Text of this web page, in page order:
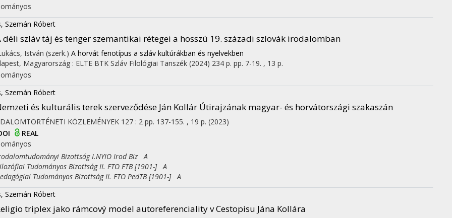
Szemán Róbert
déli szláv táj és tenger szemantikai rétegei a hosszú 19. századi szlovák irodalomban
István (szerk.) A horvát fenotípus a szláv kultúrákban és nyelvekben
Magyarország : ELTE BTK Szláv Filológiai Tanszék (2024) 234 p. pp. 7-19. , 13 p.
Szemán Róbert
és kulturális terek szerveződése Ján Kollár Útirajzának magyar- és horvátországi szakaszán
KÖZLEMÉNYEK 127 : 2 pp. 137-155. , 19 p. (2023)
REAL
Bizottság I.NYIO Irod Biz A
Tudományos Bizottság II. FTO FTB [1901-] A
Tudományos Bizottság II. FTO PedTB [1901-] A
Szemán Róbert
triplex jako rámcový model autoreferenciality v Cestopisu Jána Kollára